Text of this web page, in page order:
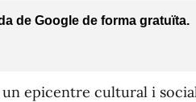
de Google de forma gratuïta.
un epicentre cultural i